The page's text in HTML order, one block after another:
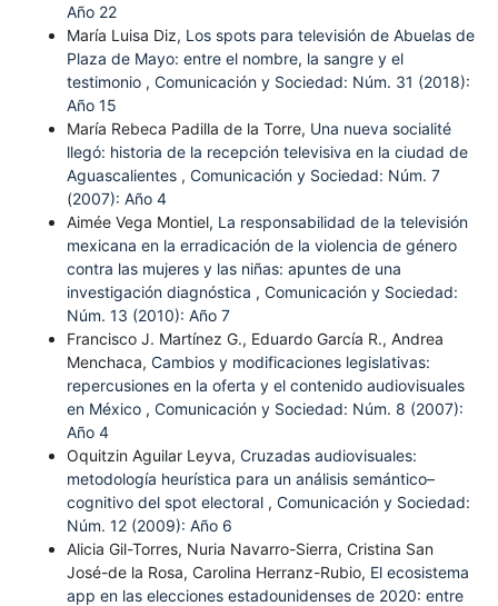
Año 22
María Luisa Diz, Los spots para televisión de Abuelas de
Plaza de Mayo: entre el nombre, la sangre y el
testimonio , Comunicación y Sociedad: Núm. 31 (2018):
Año 15
María Rebeca Padilla de la Torre, Una nueva socialité
llegó: historia de la recepción televisiva en la ciudad de
Aguascalientes , Comunicación y Sociedad: Núm. 7
(2007): Año 4
Aimée Vega Montiel, La responsabilidad de la televisión
mexicana en la erradicación de la violencia de género
contra las mujeres y las niñas: apuntes de una
investigación diagnóstica , Comunicación y Sociedad:
Núm. 13 (2010): Año 7
Francisco J. Martínez G., Eduardo García R., Andrea
Menchaca, Cambios y modificaciones legislativas:
repercusiones en la oferta y el contenido audiovisuales
en México , Comunicación y Sociedad: Núm. 8 (2007):
Año 4
Oquitzin Aguilar Leyva, Cruzadas audiovisuales:
metodología heurística para un análisis semántico–
cognitivo del spot electoral , Comunicación y Sociedad:
Núm. 12 (2009): Año 6
Alicia Gil-Torres, Nuria Navarro-Sierra, Cristina San
José-de la Rosa, Carolina Herranz-Rubio, El ecosistema
app en las elecciones estadounidenses de 2020: entre